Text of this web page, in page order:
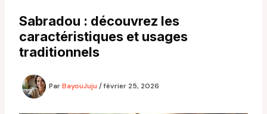
Sabradou : découvrez les
caractéristiques et usages
traditionnels
ParBayouJuju /février 25, 2026